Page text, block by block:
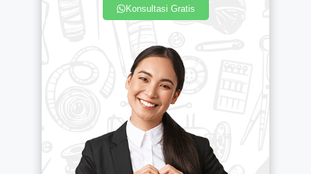
Konsultasi Gratis